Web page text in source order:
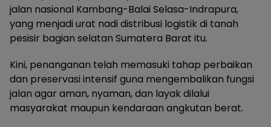
jalan nasional Kambang-Balai Selasa-Indrapura,
yang menjadi urat nadi distribusi logistik di tanah
pesisir bagian selatan Sumatera Barat itu.
Kini, penanganan telah memasuki tahap perbaikan
dan preservasi intensif guna mengembalikan fungsi
jalan agar aman, nyaman, dan layak dilalui
masyarakat maupun kendaraan angkutan berat.